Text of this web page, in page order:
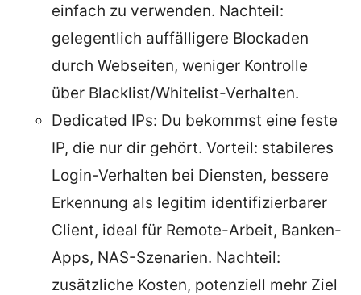
einfach zu verwenden. Nachteil:
gelegentlich auffälligere Blockaden
durch Webseiten, weniger Kontrolle
über Blacklist/Whitelist-Verhalten.
Dedicated IPs: Du bekommst eine feste
IP, die nur dir gehört. Vorteil: stabileres
Login-Verhalten bei Diensten, bessere
Erkennung als legitim identifizierbarer
Client, ideal für Remote-Arbeit, Banken-
Apps, NAS-Szenarien. Nachteil:
zusätzliche Kosten, potenziell mehr Ziel